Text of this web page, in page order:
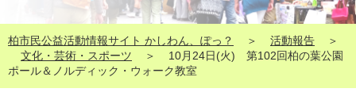
柏市民公益活動情報サイト かしわん、ぽっ？ ＞ 活動報告
＞
文化・芸術・スポーツ
＞
10月24日(火) 第102回柏の葉公園
ポール＆ノルディック・ウォーク教室